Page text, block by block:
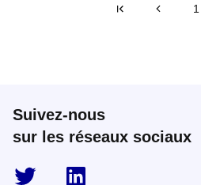
Première page
1
Suivez-nous
sur les réseaux sociaux
twitter